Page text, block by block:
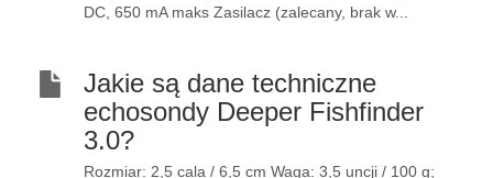
DC, 650 mA maks Zasilacz (zalecany, brak w...
Jakie są dane techniczne
echosondy Deeper Fishfinder
3.0?
Rozmiar: 2,5 cala / 6,5 cm Waga: 3,5 uncji / 100 g;